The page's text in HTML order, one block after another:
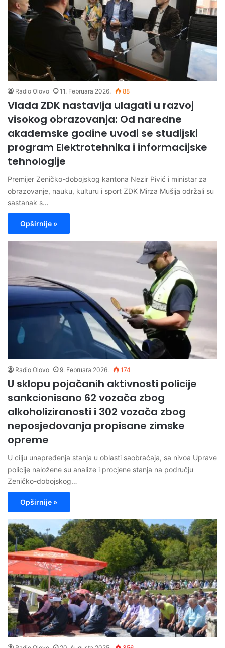
Radio Olovo 11. Februara 2026. 88
Vlada ZDK nastavlja ulagati u razvoj
visokog obrazovanja: Od naredne
akademske godine uvodi se studijski
program Elektrotehnika i informacijske
tehnologije
Premijer Zeničko-dobojskog kantona Nezir Pivić i ministar za
obrazovanje, nauku, kulturu i sport ZDK Mirza Mušija održali su
sastanak s…
Opširnije »
Radio Olovo 9. Februara 2026. 174
U sklopu pojačanih aktivnosti policije
sankcionisano 62 vozača zbog
alkoholiziranosti i 302 vozača zbog
neposjedovanja propisane zimske
opreme
U cilju unapređenja stanja u oblasti saobraćaja, sa nivoa Uprave
policije naložene su analize i procjene stanja na području
Zeničko-dobojskog…
Opširnije »